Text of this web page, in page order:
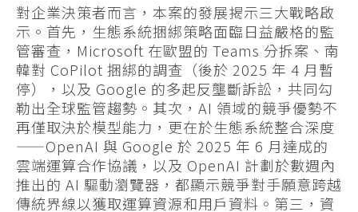
對企業決策者而言，本案的發展揭示三大戰略啟
示。首先，生態系統捆綁策略面臨日益嚴格的監
管審查，Microsoft 在歐盟的 Teams 分拆案、南
韓對 CoPilot 捆綁的調查（後於 2025 年 4 月暫
停），以及 Google 的多起反壟斷訴訟，共同勾
勒出全球監管趨勢。其次，AI 領域的競爭優勢不
再僅取決於模型能力，更在於生態系統整合深度
——OpenAI 與 Google 於 2025 年 6 月達成的
雲端運算合作協議，以及 OpenAI 計劃於數週內
推出的 AI 驅動瀏覽器，都顯示競爭對手願意跨越
傳統界線以獲取運算資源和用戶資料。第三，資